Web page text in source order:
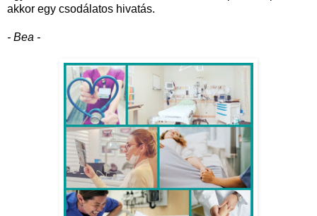
akkor egy csodálatos hivatás.
- Bea -